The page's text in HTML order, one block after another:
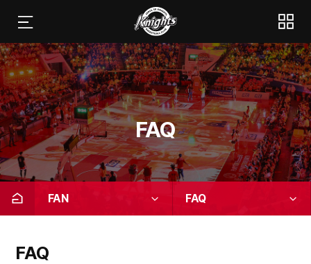
FAQ
FAN FAQ
FAQ